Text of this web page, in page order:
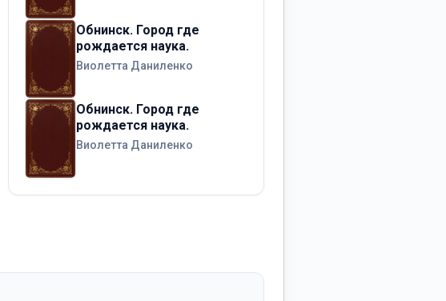
Обнинск. Город где
рождается наука.
Виолетта Даниленко
Обнинск. Город где
рождается наука.
Виолетта Даниленко